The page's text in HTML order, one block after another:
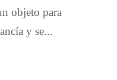
objeto para
y se...